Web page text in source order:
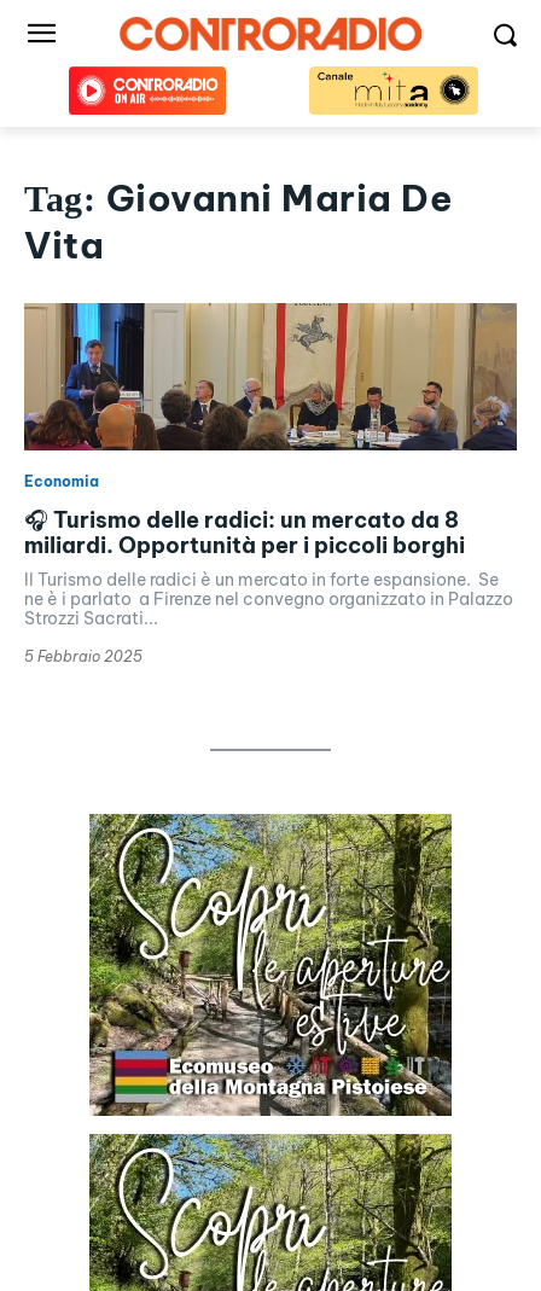
Tag: Giovanni Maria De
Vita
Economia
🎧 Turismo delle radici: un mercato da 8
miliardi. Opportunità per i piccoli borghi
Il Turismo delle radici è un mercato in forte espansione. Se
ne è i parlato a Firenze nel convegno organizzato in Palazzo
Strozzi Sacrati...
5 Febbraio 2025